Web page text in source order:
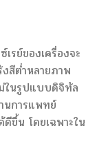
รย์ของเครื่องจะ
งสีต่ำหลายภาพ
ในรูปแบบดิจิทัล
นการแพทย์
ดีขึ้น โดยเฉพาะใน